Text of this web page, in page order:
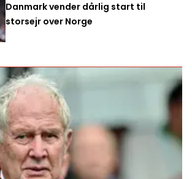
Danmark vender dårlig start til
storsejr over Norge